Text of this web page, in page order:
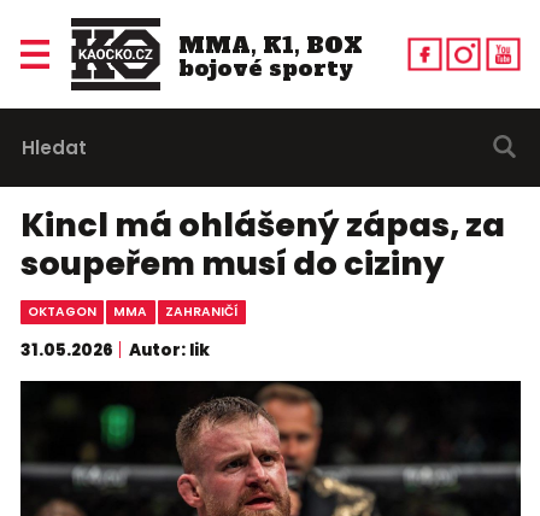
MMA, K1, BOX
bojové sporty
Kincl má ohlášený zápas, za
soupeřem musí do ciziny
OKTAGON MMA ZAHRANIČÍ
31.05.2026 Autor: lik